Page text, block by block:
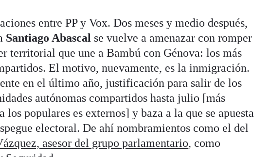
entre PP y Vox. Dos meses y medio después,
Santiago Abascal se vuelve a amenazar con romper
territorial que une a Bambú con Génova: los más
El motivo, nuevamente, es la inmigración.
en el último año, justificación para salir de los
autónomas compartidos hasta julio [más
los populares es externos] y baza a la que se apuesta
electoral. De ahí nombramientos como el del
asesor del grupo parlamentario, como